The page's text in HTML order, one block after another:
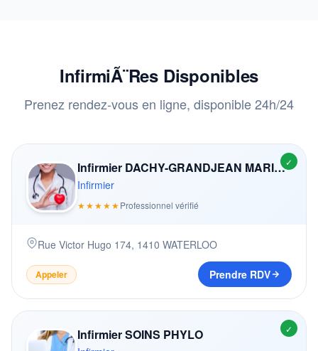
InfirmiÃ¨res Disponibles
Prenez rendez-vous en ligne, disponible 24h/24
✓
Infirmier DACHY-GRANDJEAN MARIE-NOëLLE
Infirmier
★★★★★Professionnel vérifié
Rue Victor Hugo 174, 1410 WATERLOO
Appeler Prendre RDV
✓
Infirmier SOINS PHYLO